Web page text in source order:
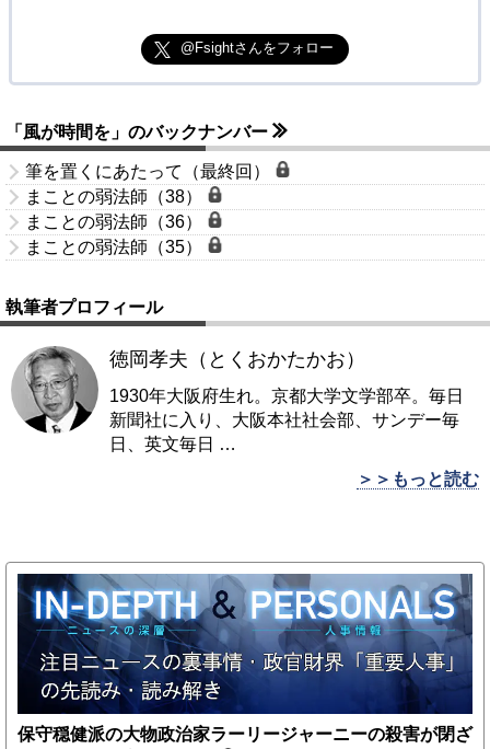
@Fsightさんをフォロー
「風が時間を」のバックナンバー
筆を置くにあたって（最終回）
まことの弱法師（38）
まことの弱法師（36）
まことの弱法師（35）
執筆者プロフィール
徳岡孝夫（とくおかたかお）
1930年大阪府生れ。京都大学文学部卒。毎日
新聞社に入り、大阪本社社会部、サンデー毎
日、英文毎日 …
＞＞もっと読む
保守穏健派の大物政治家ラーリージャーニーの殺害が閉ざ